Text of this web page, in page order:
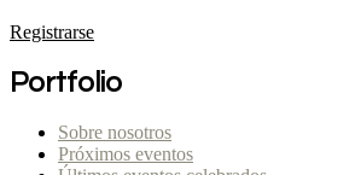
Registrarse
Portfolio
Sobre nosotros
Próximos eventos